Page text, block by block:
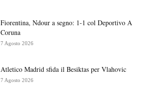
Fiorentina, Ndour a segno: 1-1 col Deportivo A
Coruna
7 Agosto 2026
Atletico Madrid sfida il Besiktas per Vlahovic
7 Agosto 2026